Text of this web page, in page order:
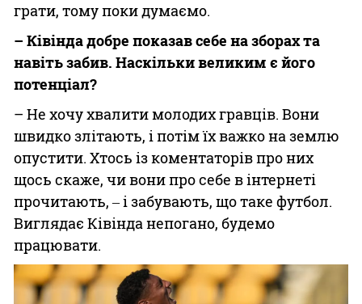
грати, тому поки думаємо.
– Ківінда добре показав себе на зборах та
навіть забив. Наскільки великим є його
потенціал?
– Не хочу хвалити молодих гравців. Вони
швидко злітають, і потім їх важко на землю
опустити. Хтось із коментаторів про них
щось скаже, чи вони про себе в інтернеті
прочитають, ‒ і забувають, що таке футбол.
Виглядає Ківінда непогано, будемо
працювати.